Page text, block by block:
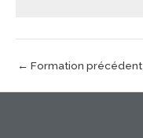
← Formation précédent